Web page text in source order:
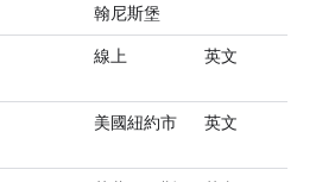
翰尼斯堡
線上 英文
美國紐約市 英文